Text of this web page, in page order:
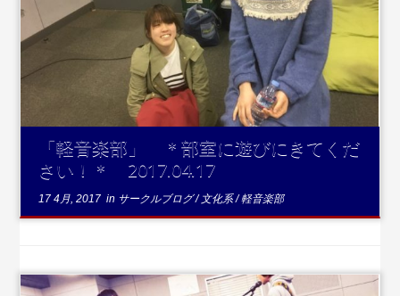
...続きを読む
「軽音楽部」 ＊部室に遊びにきてくだ
さい！＊ 2017.04.17
17 4月, 2017 in サークルブログ/ 文化系/軽音楽部